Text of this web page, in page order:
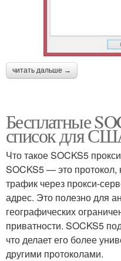
читать дальше →
Бесплатные
список для
Что такое SOCKS5
SOCKS5 — это протокол,
трафик через прокси-
адрес. Это полезно для
географических
приватности. SOCKS5
что делает его более
другими протоколами.